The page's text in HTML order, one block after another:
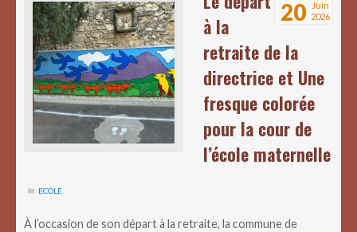
20
Juin
2026
à la
retraite de la
directrice et Une
fresque colorée
pour la cour de
l’école maternelle
ECOLE
À l’occasion de son départ à la retraite, la commune de